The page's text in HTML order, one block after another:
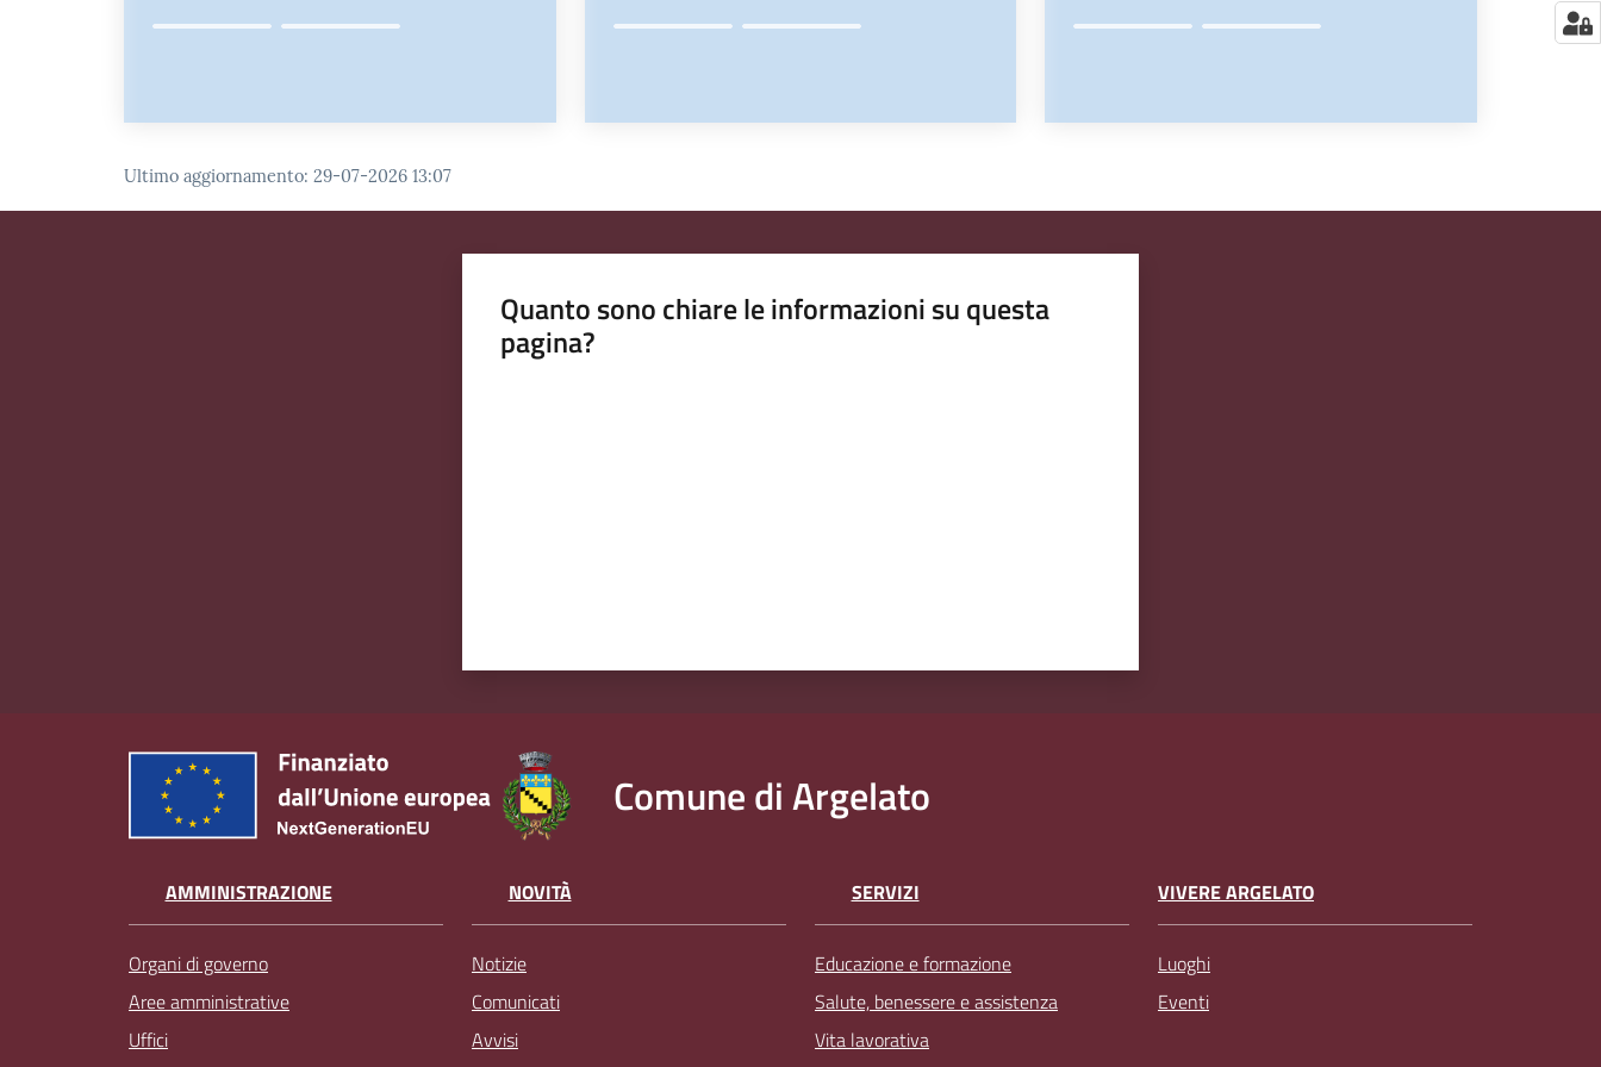
Ultimo aggiornamento: 29-07-2026 13:07
Quanto sono chiare le informazioni su questa
pagina?
Comune di Argelato
AMMINISTRAZIONE
Organi di governo
Aree amministrative
Uffici
NOVITÀ
Notizie
Comunicati
Avvisi
SERVIZI
Educazione e formazione
Salute, benessere e assistenza
Vita lavorativa
VIVERE ARGELATO
Luoghi
Eventi